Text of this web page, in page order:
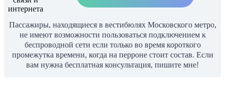
Пассажиры, находящиеся в вестибюлях Московского метро,
не имеют возможности пользоваться подключением к
беспроводной сети если только во время короткого
промежутка времени, когда на перроне стоит состав. Если
вам нужна бесплатная консультация, пишите мне!